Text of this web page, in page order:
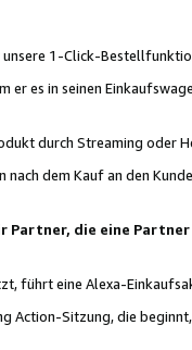
1-Click-
es in seinen
durch Streaming oder
dem Kauf an den
die eine
führt eine Alexa-
Action-Sitzung, die